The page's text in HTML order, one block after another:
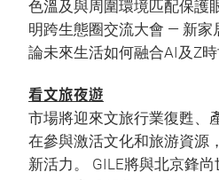
色溫及與周圍環境匹配保護
明跨生態圈交流大會 — 新家
論未來生活如何融合AI及Z時
看文旅夜遊
市場將迎來文旅行業復甦、
在參與激活文化和旅游資源
新活力。 GILE將與北京鋒